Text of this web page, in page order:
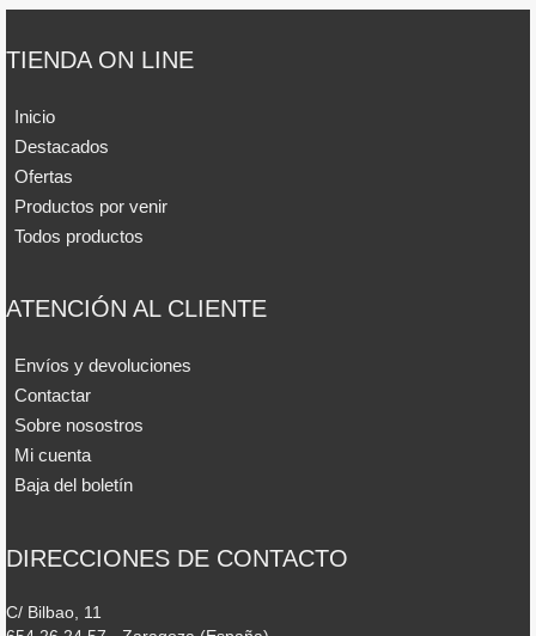
TIENDA ON LINE
Inicio
Destacados
Ofertas
Productos por venir
Todos productos
ATENCIÓN AL CLIENTE
Envíos y devoluciones
Contactar
Sobre nosostros
Mi cuenta
Baja del boletín
DIRECCIONES DE CONTACTO
C/ Bilbao, 11